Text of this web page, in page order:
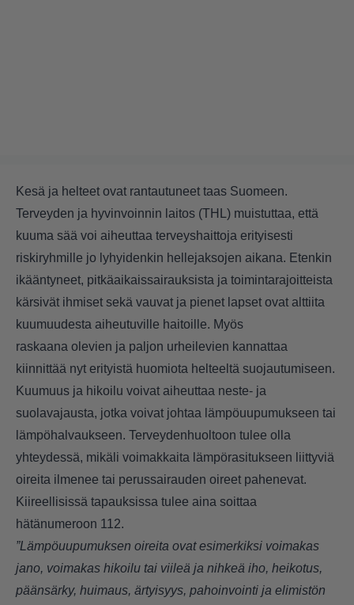
Kesä ja helteet ovat rantautuneet taas Suomeen.
Terveyden ja hyvinvoinnin laitos (THL) muistuttaa, että
kuuma sää voi aiheuttaa terveyshaittoja erityisesti
riskiryhmille jo lyhyidenkin hellejaksojen aikana. Etenkin
ikääntyneet, pitkäaikaissairauksista ja toimintarajoitteista
kärsivät ihmiset sekä vauvat ja pienet lapset ovat alttiita
kuumuudesta aiheutuville haitoille. Myös
raskaana olevien ja paljon urheilevien kannattaa
kiinnittää nyt erityistä huomiota helteeltä suojautumiseen.
Kuumuus ja hikoilu voivat aiheuttaa neste- ja
suolavajausta, jotka voivat johtaa lämpöuupumukseen tai
lämpöhalvaukseen. Terveydenhuoltoon tulee olla
yhteydessä, mikäli voimakkaita lämpörasitukseen liittyviä
oireita ilmenee tai perussairauden oireet pahenevat.
Kiireellisissä tapauksissa tulee aina soittaa
hätänumeroon 112.
”Lämpöuupumuksen oireita ovat esimerkiksi voimakas
jano, voimakas hikoilu tai viileä ja nihkeä iho, heikotus,
päänsärky, huimaus, ärtyisyys, pahoinvointi ja elimistön